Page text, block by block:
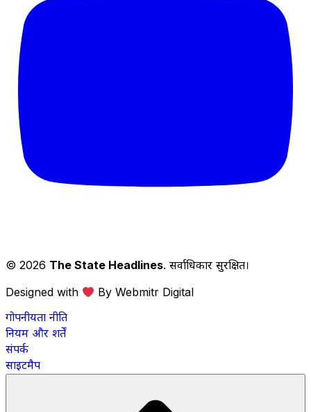
© 2026 The State Headlines. सर्वाधिकार सुरक्षित।
Designed with
By Webmitr Digital
गोपनीयता नीति
नियम और शर्तें
संपर्क
साइटमैप